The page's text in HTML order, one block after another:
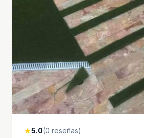
star5.0(0 reseñas)